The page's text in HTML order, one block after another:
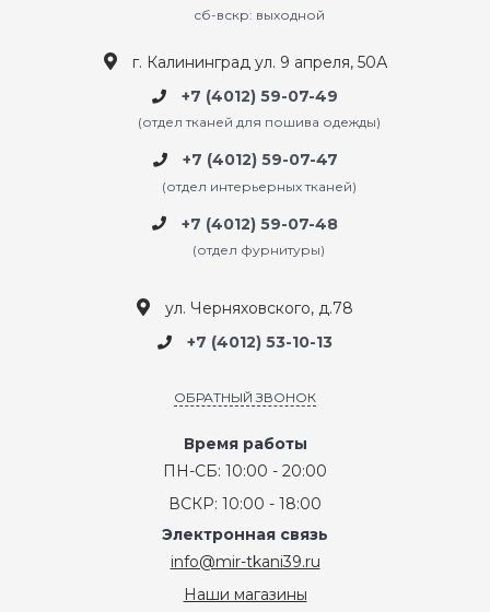
сб-вскр: выходной
г. Калининград ул. 9 апреля, 50А
+7 (4012) 59-07-49
(отдел тканей для пошива одежды)
+7 (4012) 59-07-47
(отдел интерьерных тканей)
+7 (4012) 59-07-48
(отдел фурнитуры)
ул. Черняховского, д.78
+7 (4012) 53-10-13
ОБРАТНЫЙ ЗВОНОК
Время работы
ПН-СБ: 10:00 - 20:00
ВСКР: 10:00 - 18:00
Электронная связь
info@mir-tkani39.ru
Наши магазины